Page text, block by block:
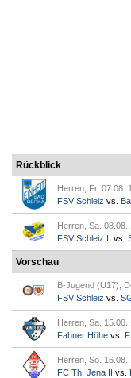
Rückblick
Herren, Fr. 07.08.
FSV Schleiz vs.
Herren, Sa. 08.08.
FSV Schleiz II vs.
Vorschau
B-Jugend (U17),
FSV Schleiz vs.
Herren, Sa. 15.08.
Fahner Höhe vs.
Herren, So. 16.08.
FC Th. Jena II vs.